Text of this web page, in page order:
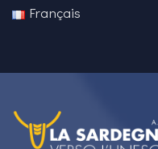
Français